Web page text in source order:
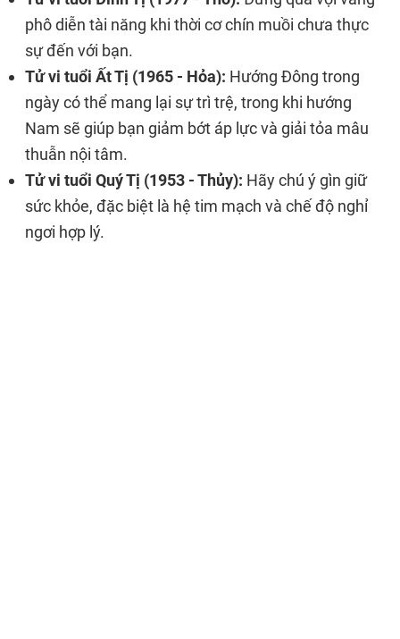
phô diễn tài năng khi thời cơ chín muồi chưa thực
sự đến với bạn.
Tử vi tuổi Ất Tị (1965 - Hỏa): Hướng Đông trong
ngày có thể mang lại sự trì trệ, trong khi hướng
Nam sẽ giúp bạn giảm bớt áp lực và giải tỏa mâu
thuẫn nội tâm.
Tử vi tuổi Quý Tị (1953 - Thủy): Hãy chú ý gìn giữ
sức khỏe, đặc biệt là hệ tim mạch và chế độ nghỉ
ngơi hợp lý.